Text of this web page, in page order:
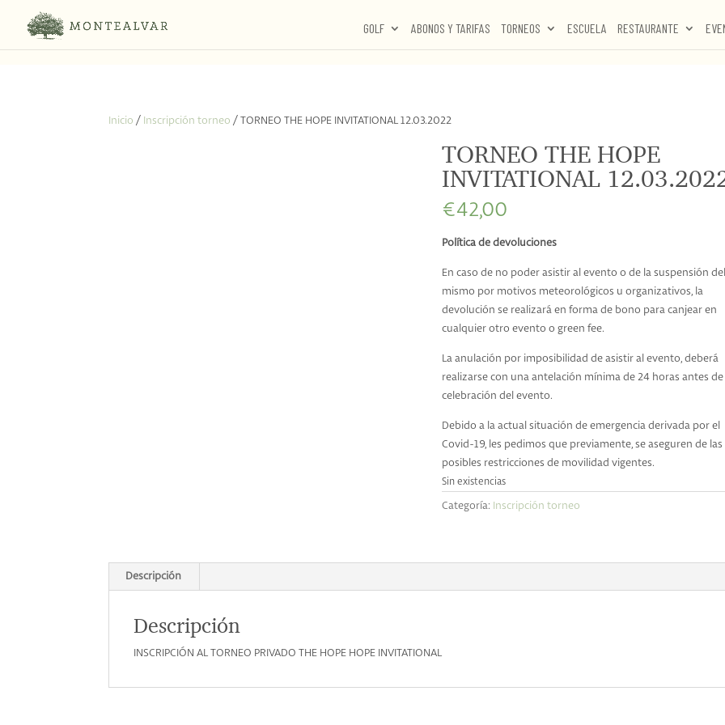
GOLF ABONOS Y TARIFAS TORNEOS ESCUELA RESTAURANTE
Inicio / Inscripción torneo / TORNEO THE HOPE INVITATIONAL 12.03.2022
TORNEO THE HOPE
INVITATIONAL
€42,00
Política de devoluciones
En caso de no poder asistir al evento o de la suspensión
mismo por motivos meteorológicos u organizativos, la
devolución se realizará en forma de bono para canjear en
cualquier otro evento o green fee.
La anulación por imposibilidad de asistir al evento, deberá
realizarse con una antelación mínima de 24 horas antes de
celebración del evento.
Debido a la actual situación de emergencia derivada por el
Covid-19, les pedimos que previamente, se aseguren de las
posibles restricciones de movilidad vigentes.
Sin existencias
Categoría: Inscripción torneo
Descripción
Descripción
INSCRIPCIÓN AL TORNEO PRIVADO THE HOPE HOPE INVITATIONAL